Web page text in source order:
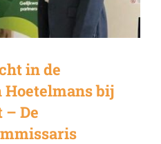
in de
bij
– De